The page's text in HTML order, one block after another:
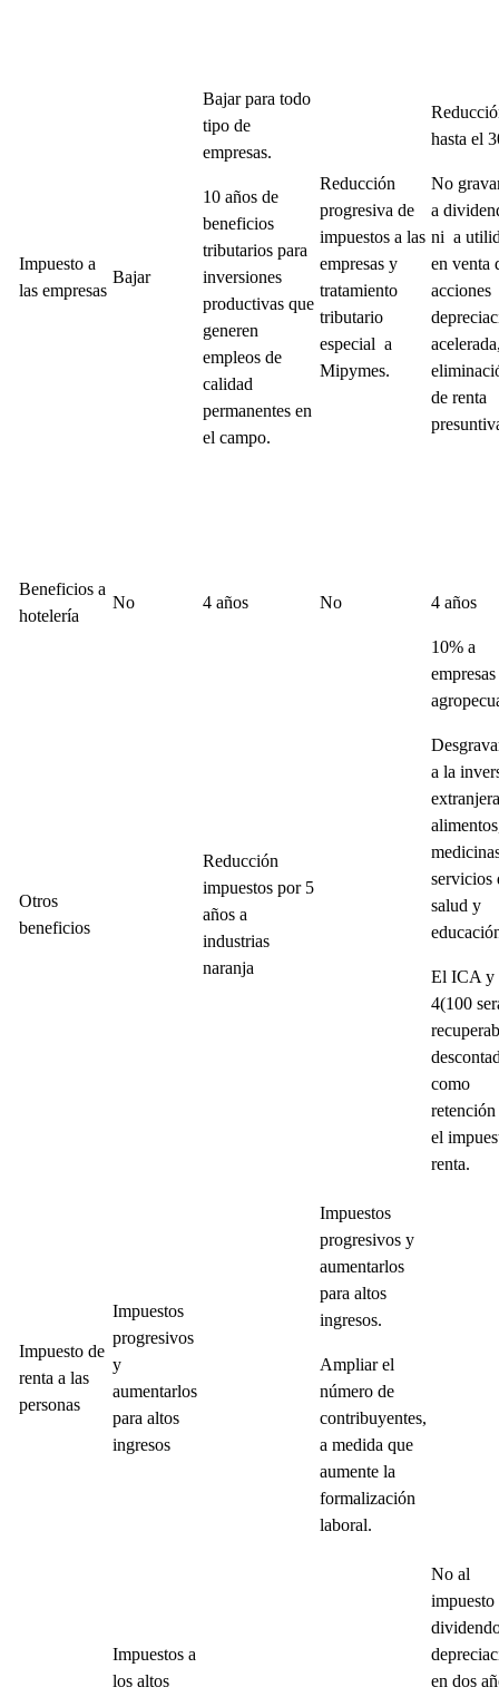
Impuesto a
las empresas
Bajar
Bajar para todo
tipo de
empresas.
10 años de
beneficios
tributarios para
inversiones
productivas que
generen
empleos de
calidad
permanentes en
el campo.
Reducción
progresiva de
impuestos a las
empresas y
tratamiento
tributario
especial a
Mipymes.
hasta el
No
a
ni a
en venta
acciones
de renta
Beneficios a
hotelería
No 4 años No 4 años
Otros
beneficios
Reducción
impuestos por 5
años a
industrias
naranja
10% a
empresas
a la
servicios
salud y
El ICA y
4(100
como
retención
el
renta.
Impuesto de
renta a las
personas
Impuestos
progresivos
y
aumentarlos
para altos
ingresos
Impuestos
progresivos y
aumentarlos
para altos
ingresos.
Ampliar el
número de
contribuyentes,
a medida que
aumente la
formalización
laboral.
Impuestos a
los altos
No al
impuesto
en dos